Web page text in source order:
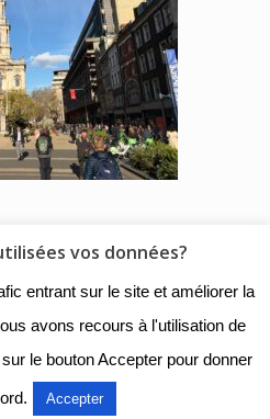
Henri de
légales|
|Nous
vos données?
entrant sur le site et améliorer la
avons recours à l'utilisation de
le bouton Accepter pour donner
Accepter